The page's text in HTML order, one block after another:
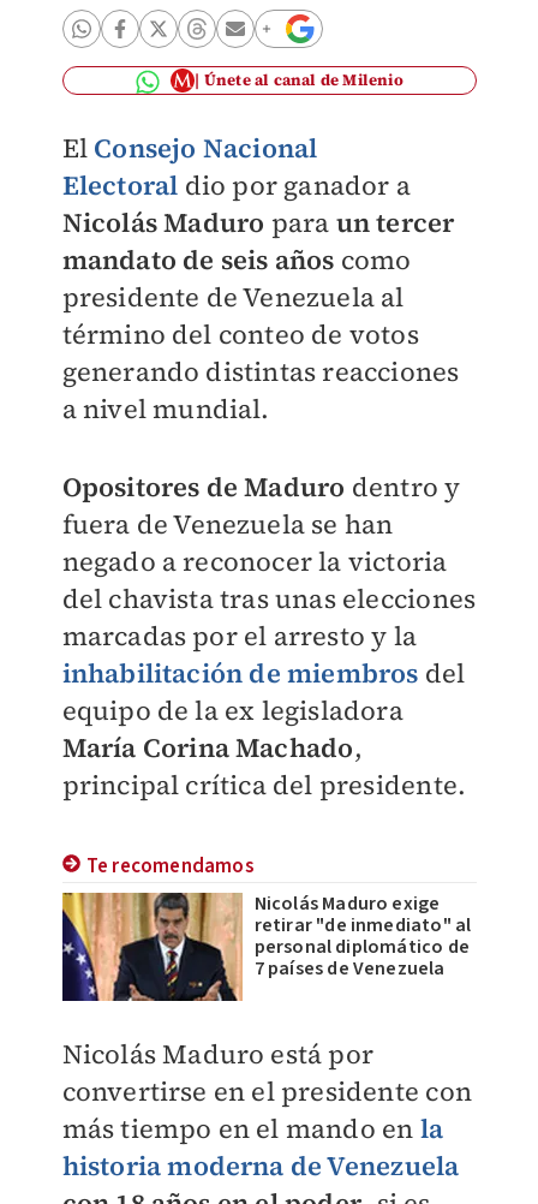
Únete al canal de Milenio
El Consejo Nacional
Electoral dio por ganador a
Nicolás Maduro para un tercer
mandato de seis años como
presidente de Venezuela al
término del conteo de votos
generando distintas reacciones
a nivel mundial.
Opositores de Maduro dentro y
fuera de Venezuela se han
negado a reconocer la victoria
del chavista tras unas elecciones
marcadas por el arresto y la
inhabilitación de miembros del
equipo de la ex legisladora
María Corina Machado,
principal crítica del presidente.
Te recomendamos
Nicolás Maduro exige
retirar "de inmediato" al
personal diplomático de
7 países de Venezuela
Nicolás Maduro está por
convertirse en el presidente con
más tiempo en el mando en la
historia moderna de Venezuela